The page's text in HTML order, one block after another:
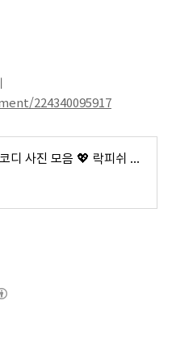
224340095917
연예인 레인부츠 코디 사진 모음 💖 락피쉬 셀린느 루이비통 롱샴 레인부츠 가격 스타일링 팁!